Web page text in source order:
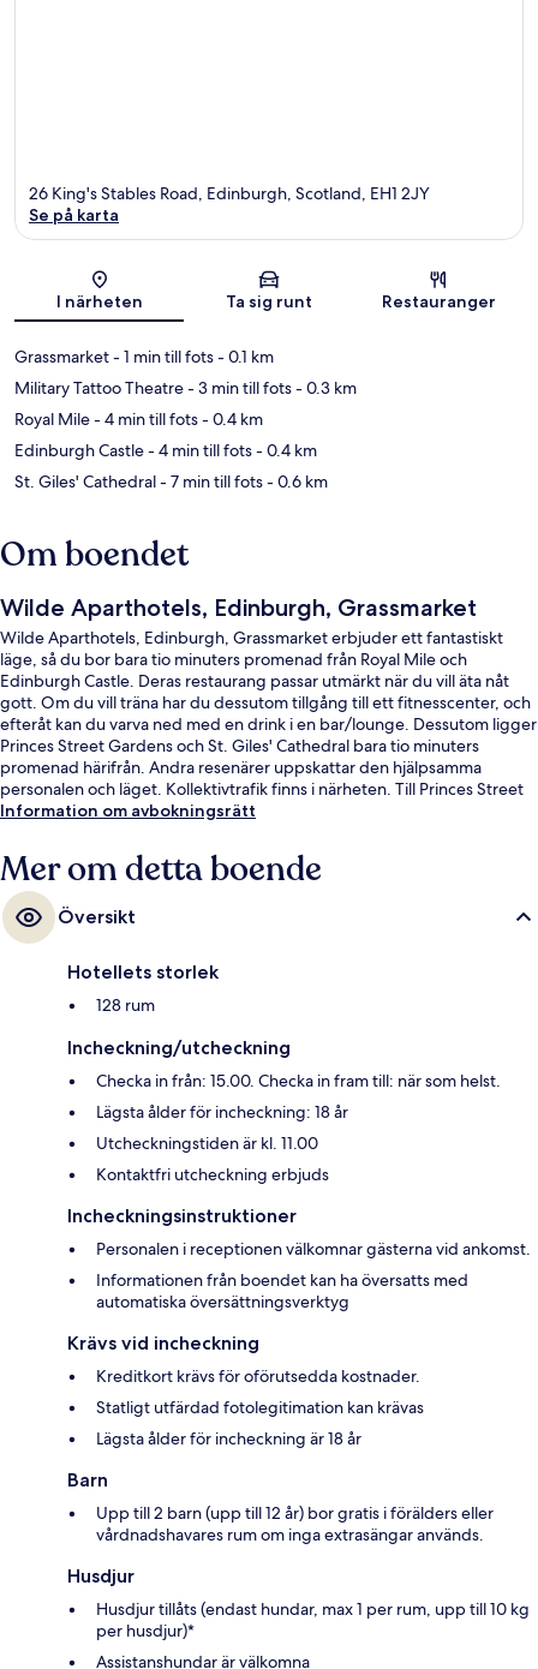
Karta
26 King's Stables Road, Edinburgh, Scotland, EH1 2JY
Se på karta
I närheten Ta sig runt Restauranger
Grassmarket- 1 min till fots- 0.1 km
Military Tattoo Theatre- 3 min till fots- 0.3 km
Royal Mile- 4 min till fots- 0.4 km
Edinburgh Castle- 4 min till fots- 0.4 km
St. Giles' Cathedral- 7 min till fots- 0.6 km
Om boendet
Wilde Aparthotels, Edinburgh, Grassmarket
Wilde Aparthotels, Edinburgh, Grassmarket erbjuder ett fantastiskt
läge, så du bor bara tio minuters promenad från Royal Mile och
Edinburgh Castle. Deras restaurang passar utmärkt när du vill äta nåt
gott. Om du vill träna har du dessutom tillgång till ett fitnesscenter, och
efteråt kan du varva ned med en drink i en bar/lounge. Dessutom ligger
Princes Street Gardens och St. Giles' Cathedral bara tio minuters
promenad härifrån. Andra resenärer uppskattar den hjälpsamma
personalen och läget. Kollektivtrafik finns i närheten. Till Princes Street
spårvagnshållplats är det inte mer än 12 minuters promenad.
Information om avbokningsrätt
Mer om detta boende
Översikt
Hotellets storlek
128 rum
Incheckning/utcheckning
Checka in från: 15.00. Checka in fram till: när som helst.
Lägsta ålder för incheckning: 18 år
Utcheckningstiden är kl. 11.00
Kontaktfri utcheckning erbjuds
Incheckningsinstruktioner
Personalen i receptionen välkomnar gästerna vid ankomst.
Informationen från boendet kan ha översatts med
automatiska översättningsverktyg
Krävs vid incheckning
Kreditkort krävs för oförutsedda kostnader.
Statligt utfärdad fotolegitimation kan krävas
Lägsta ålder för incheckning är 18 år
Barn
Upp till 2 barn (upp till 12 år) bor gratis i förälders eller
vårdnadshavares rum om inga extrasängar används.
Husdjur
Husdjur tillåts (endast hundar, max 1 per rum, upp till 10 kg
per husdjur)*
Assistanshundar är välkomna